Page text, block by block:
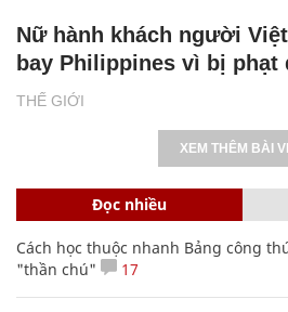
THẾ GIỚI
Nữ hành khách người
bay Philippines vì bị phạt
XEM THÊM BÀI
Đọc nhiều
Cách học thuộc nhanh Bảng công
"thần chú"
17